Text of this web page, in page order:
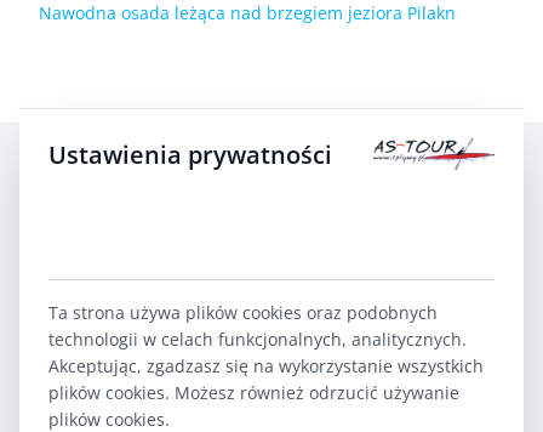
Nawodna osada leżąca nad brzegiem jeziora Pilakn
AS-TOUR Biuro Turystyki Kajakowej
Krutyń 4 11-710 Piecki
Ustawienia prywatności
Ta strona używa plików cookies oraz podobnych
technologii w celach funkcjonalnych, analitycznych.
Akceptując, zgadzasz się na wykorzystanie wszystkich
plików cookies. Możesz również odrzucić używanie
plików cookies.